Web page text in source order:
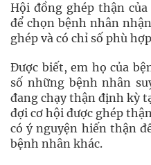
Hội đồng ghép thận của
để chọn bệnh nhân
ghép và có chỉ số phù
Được biết, em họ của
số những bệnh nhân
đang chạy thận định kỳ
đợi cơ hội được ghép
có ý nguyện hiến thận
bệnh nhân khác.